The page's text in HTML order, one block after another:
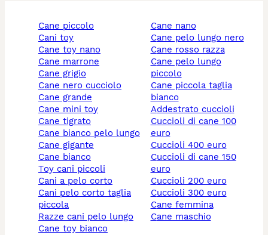
cane piccolo
cani toy
cane toy nano
cane marrone
cane grigio
cane nero cucciolo
cane grande
cane mini toy
cane tigrato
cane bianco pelo lungo
cane gigante
cane bianco
toy cani piccoli
cani a pelo corto
cani pelo corto taglia
piccola
razze cani pelo lungo
cane toy bianco
cane nano
cane pelo lungo nero
cane rosso razza
cane pelo lungo
piccolo
cane piccola taglia
bianco
addestrato cuccioli
cuccioli di cane 100
euro
cuccioli 400 euro
cuccioli di cane 150
euro
cuccioli 200 euro
cuccioli 300 euro
cane femmina
cane maschio